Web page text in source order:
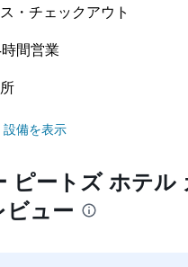
・チェックアウト
間営業
備を表示
ピートズ ホテル
ビュー